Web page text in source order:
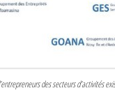
des secteurs d’activités